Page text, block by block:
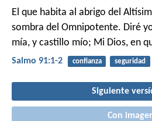
El que habita al abrigo del
sombra del Omnipotente. Diré
mía, y castillo mío; Mi Dios, en
Salmo 91:1-2 confianza seguridad
Siguiente
Con